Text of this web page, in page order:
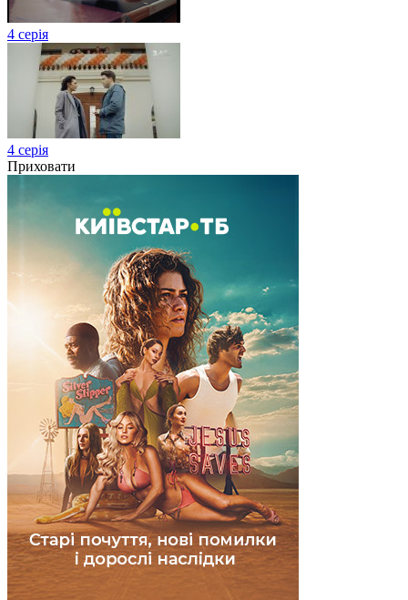
4 серія
4 серія
Приховати